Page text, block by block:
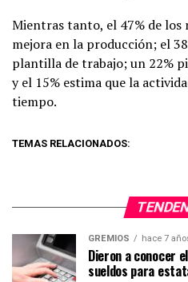
Mientras tanto, el 47% de los
mejora en la producción; el
plantilla de trabajo; un 22%
y el 15% estima que la
tiempo.
TEMAS RELACIONADOS:
GREMIOS hace 7
Dieron a conocer
sueldos para